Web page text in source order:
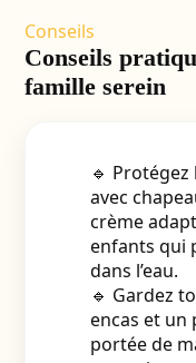
Conseils
Conseils
famille serein
🔹
avec
crème
enfants qui
dans l’eau.
🔹 Gardez
encas et un
portée de